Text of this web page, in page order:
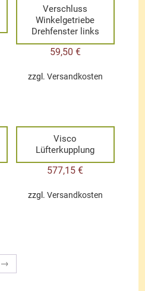
Verschluss
Winkelgetriebe
Drehfenster links
59,50 €
zzgl. Versandkosten
Visco
Lüfterkupplung
577,15€
zzgl. Versandkosten
→